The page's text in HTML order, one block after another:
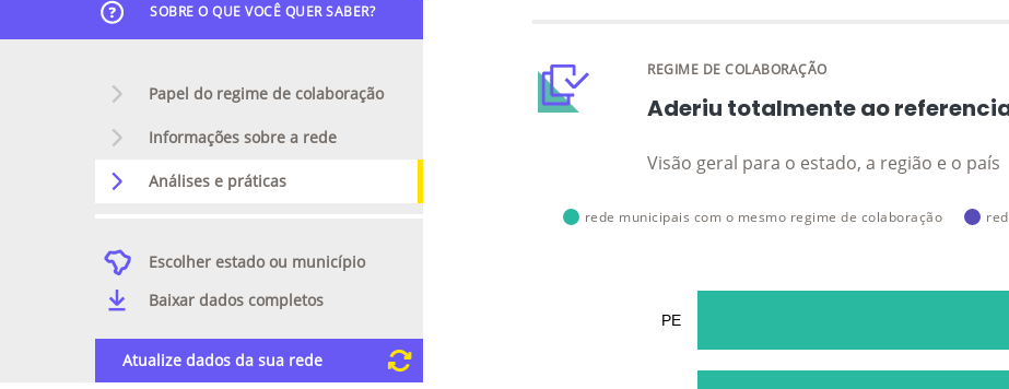
SOBRE O QUE VOCÊ QUER SABER?
Papel do regime de colaboração
Informações sobre a rede
Análises e práticas
Escolher estado ou município
Baixar dados completos
Atualize dados da sua rede
REGIME DE COLABORAÇÃO
Aderiu totalmente ao
Visão geral para o estado, a região e o país
rede municipais com o mesmo regime de colaboração
PE